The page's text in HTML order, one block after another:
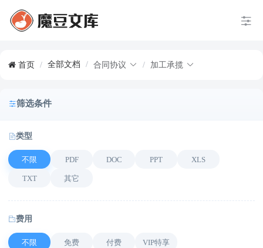
首页 / 全部文档 / 合同协议 / 加工承揽
筛选条件
类型
不限 PDF DOC PPT XLS
TXT 其它
费用
不限 免费 付费 VIP特享